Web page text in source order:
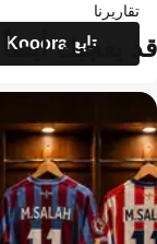
تقاريرنا
تابع Kooora على جوجل
قد يعجبك أيضاً